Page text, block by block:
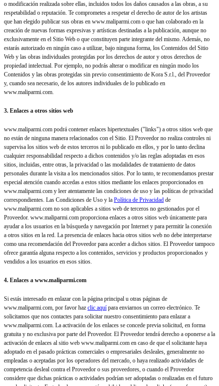
o modificación realizada sobre ellas, incluidos todos los daños causados a las obras, a su
respetabilidad o reputación. Te comprometes a respetar el derecho de autor de los artistas
que han elegido publicar sus obras en www.maliparmi.com o que han colaborado en la
creación de nuevas formas expresivas y artísticas destinadas a la publicación, aunque no
exclusivamente en el Sitio Web o que constituyen parte integrante del mismo. Además, no
estarás autorizado en ningún caso a utilizar, bajo ninguna forma, los Contenidos del Sitio
Web y las obras individuales protegidas por los derechos de autor y otros derechos de
propiedad intelectual. Por ejemplo, no podrás alterar o modificar en ningún modo los
Contenidos y las obras protegidas sin previo consentimiento de Kora S.r.l., del Proveedor
y, cuando sea necesario, de los autores individuales de lo publicado en
www.maliparmi.com.
3. Enlaces a otros sitios web
www.maliparmi.com podrá contener enlaces hipertextuales ("links") a otros sitios web que
no están de ninguna manera relacionados con el Sitio. El Proveedor no realiza controles ni
supervisa los sitios web de estos terceros ni lo publicado en ellos, y por lo tanto declina
cualquier responsabilidad respecto a dichos contenidos y/o las reglas adoptadas en esos
sitios, incluidas, entre otras, la privacidad o las modalidades de tratamiento de datos
personales durante la visita a los mencionados sitios. Por lo tanto, te recomendamos prestar
especial atención cuando accedas a estos sitios mediante los enlaces proporcionados en
www.maliparmi.com y leer atentamente las condiciones de uso y las políticas de privacidad
correspondientes. Las Condiciones de Uso y la Política de Privacidad de
www.maliparmi.com no son aplicables a sitios web de terceros no gestionados por el
Proveedor. www.maliparmi.com proporciona enlaces a otros sitios web únicamente para
ayudar a los usuarios en la búsqueda y navegación por Internet y para permitir la conexión
a otros sitios en la red. La presencia de enlaces hacia otros sitios web no debe interpretarse
como una recomendación del Proveedor para acceder a dichos sitios. El Proveedor tampoco
ofrece garantía alguna respecto a los contenidos, servicios y productos proporcionados y
vendidos a los usuarios en esos sitios.
4. Enlaces a www.maliparmi.com
Si estás interesado en enlazar con la página principal u otras páginas de
www.maliparmi.com, por favor haz clic aquí para enviarnos un correo electrónico. Te
solicitamos que nos contactes para solicitar nuestro consentimiento para enlazar a
www.maliparmi.com. La activación de los enlaces se concede previa solicitud, en forma
gratuita y no exclusiva por parte del Proveedor. El Proveedor tendrá derecho a oponerse a la
activación de enlaces al sitio web www.maliparmi.com en caso de que el solicitante haya
adoptado en el pasado prácticas comerciales o empresariales desleales, generalmente no
empleadas o aceptadas por los operadores del mercado, o haya realizado actividades de
competencia desleal contra el Proveedor o sus proveedores, o cuando el Proveedor
considere que dichas prácticas o actividades podrían ser adoptadas o realizadas en el futuro